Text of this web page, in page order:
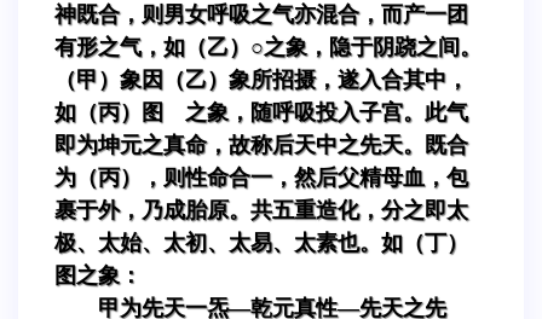
神既合，则男女呼吸之气亦混合，而产一团
有形之气，如（乙）○之象，隐于阴跷之间。
（甲）象因（乙）象所招摄，遂入合其中，
如（丙）图 之象，随呼吸投入子宫。此气
即为坤元之真命，故称后天中之先天。既合
为（丙），则性命合一，然后父精母血，包
裹于外，乃成胎原。共五重造化，分之即太
极、太始、太初、太易、太素也。如（丁）
图之象：
甲为先天一炁—乾元真性—先天之先